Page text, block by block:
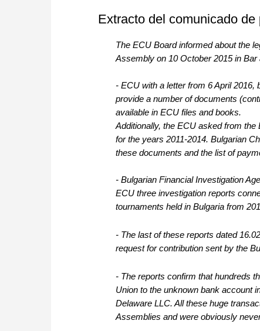
Extracto del comunicado
The ECU Board informed about the
Assembly on 10 October 2015 in
- ECU with a letter from 6 April
provide a number of documents
available in ECU files and books.
Additionally, the ECU asked from
for the years 2011-2014. Bulgarian
these documents and the list of
- Bulgarian Financial Investigation
ECU three investigation reports
tournaments held in Bulgaria from
- The last of these reports dated
request for contribution sent by the
- The reports confirm that hundreds
Union to the unknown bank account
Delaware LLC. All these huge
Assemblies and were obviously